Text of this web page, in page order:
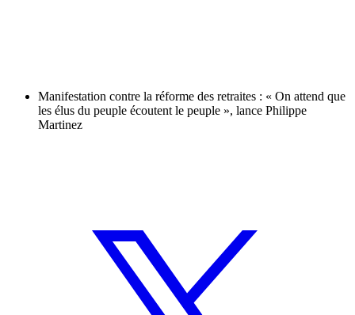
Manifestation contre la réforme des retraites : « On attend que
les élus du peuple écoutent le peuple », lance Philippe
Martinez